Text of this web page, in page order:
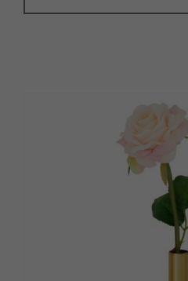
Kockums jernverk